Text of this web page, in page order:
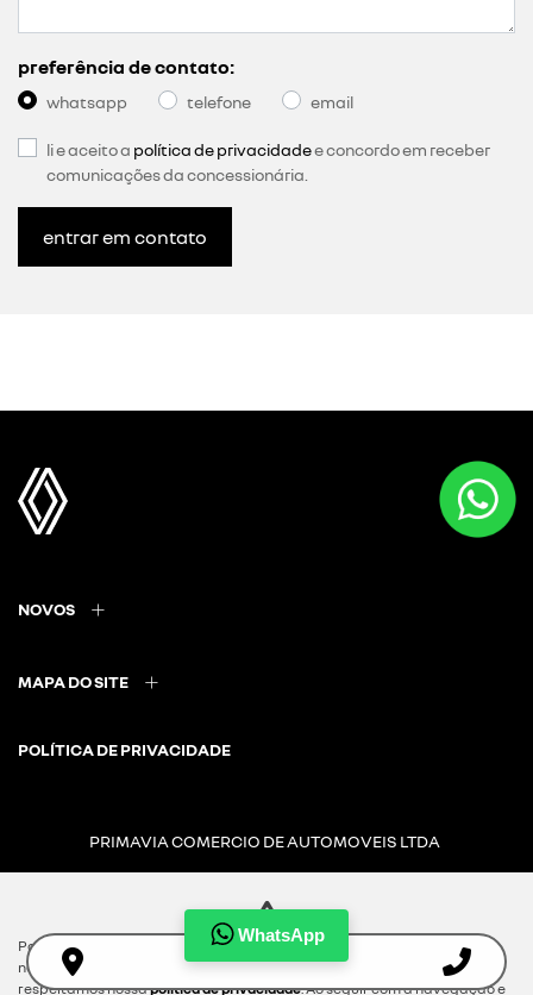
WhatsApp
preferência de contato:
whatsapp telefone email
li e aceito a política de privacidadee concordo em receber
comunicações da concessionária.
entrar em contato
NOVOS
MAPA DO SITE
POLÍTICA DE PRIVACIDADE
PRIMAVIA COMERCIO DE AUTOMOVEIS LTDA
Desacelere. Seu bem maior é a vida.
Para otimizar sua experiência durante a navegação, fazemos uso de
nossa política de cookies e para proteger seus dados pessoais
respeitamos nossapolítica de privacidade. Ao seguir com a navegação e